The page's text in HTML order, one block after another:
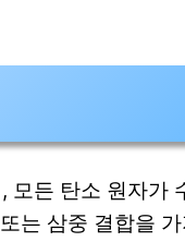
모든 탄소 원자가
는 삼중 결합을